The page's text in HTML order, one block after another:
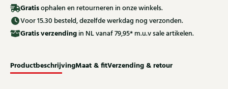
Gratisophalen en retourneren in onze winkels.
Voor 15.30 besteld, dezelfde werkdag nog verzonden.
Gratisverzending in NL vanaf 79,95* m.u.v sale artikelen.
ProductbeschrijvingMaat & fitVerzending & retour